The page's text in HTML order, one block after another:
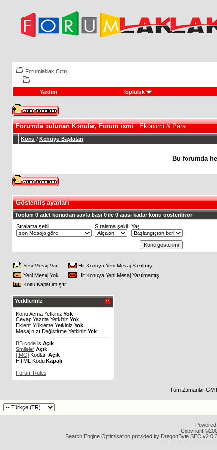
Forumlaklak.Com
Yardım Topluluk
Forumda bulunan Konular, Forum ismi: Ekonomi & Para
Konu / Konuyu Başlatan
Bu forumda
Gösteriliş ayarları
Toplam 0 adet konudan sayfa basi 0 ile 0 arasi kadar konu gösteriliyor
Sıralama şekli
Sıralama şekli Yaş
Yeni Mesaj Var
Hit Konuya Yeni Mesaj Yazılmış
Yeni Mesaj Yok
Hit Konuya Yeni Mesaj Yazılmamış
Konu Kapatılmıştır
Yetkileriniz
Konu Acma Yetkiniz Yok
Cevap Yazma Yetkiniz Yok
Eklenti Yükleme Yetkiniz Yok
Mesajınızı Değiştirme Yetkiniz Yok
BB code is Açık
Smileler Açık
[IMG] Kodları Açık
HTML-Kodu Kapalı
Forum Rules
Tüm Zamanlar
Copyright
Search Engine Optimisation provided by DragonByte SEO